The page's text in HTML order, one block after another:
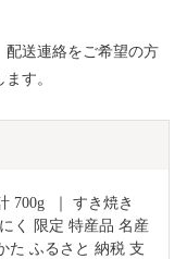
送連絡をご希望の方
す。
700g  ｜ すき焼き
く 限定 特産品 名産
た ふるさと 納税 支